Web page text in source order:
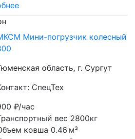
Мини-погрузчик колесный
область, г. Сургут
СпецТех
₽/час
вес 2800кг
ковша 0.46 м³